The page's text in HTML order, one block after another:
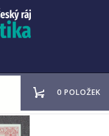
0 POLOŽEK